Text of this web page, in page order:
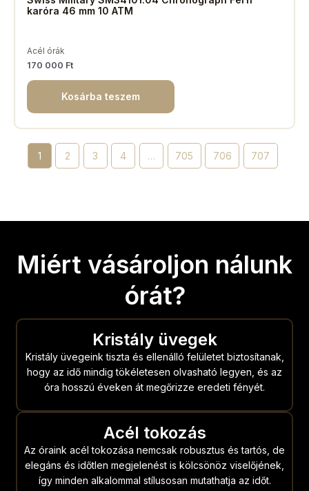
karóra 46 mm 10 ATM
Acél órák
170 000 Ft
Kosárba teszem
1 2 3 4 … 705 706 707
Miért vásároljon nálunk
órát?
Kristály üvegek
Kristály üvegeink tiszta és ellenálló felületet biztosítanak,
hogy az idő mindig tökéletesen olvasható legyen, és az
óra hosszú éveken át megőrizze eredeti fényét.
Acél tokozás
Az óraink acél tokozása nemcsak robusztus és tartós, de
elegáns és időtlen megjelenést is kölcsönöz viselőjének,
így minden alkalommal stílusosan mutathatja az időt.